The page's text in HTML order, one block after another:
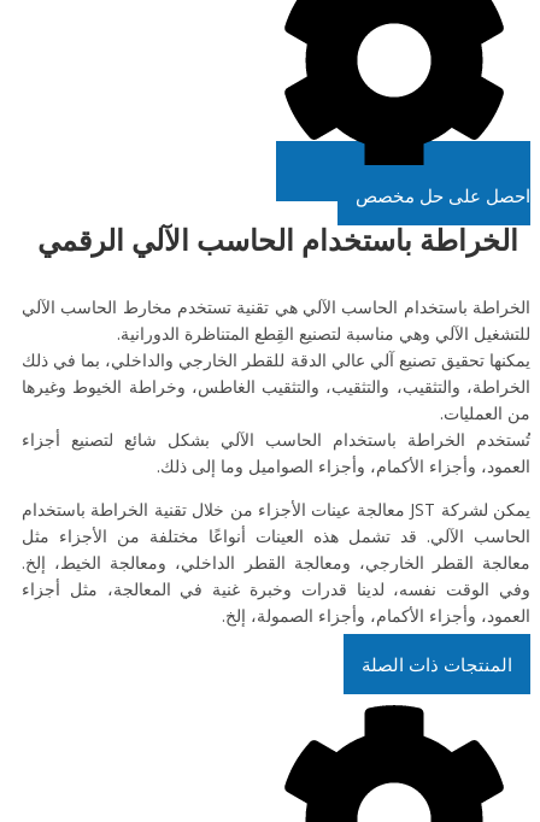
احصل على حل مخصص
الخراطة باستخدام الحاسب الآلي الرقمي
الخراطة باستخدام الحاسب الآلي هي تقنية تستخدم مخارط الحاسب الآلي
للتشغيل الآلي وهي مناسبة لتصنيع القِطع المتناظرة الدورانية.
يمكنها تحقيق تصنيع آلي عالي الدقة للقطر الخارجي والداخلي، بما في ذلك
الخراطة، والتثقيب، والتثقيب، والتثقيب الغاطس، وخراطة الخيوط وغيرها
من العمليات.
تُستخدم الخراطة باستخدام الحاسب الآلي بشكل شائع لتصنيع أجزاء
العمود، وأجزاء الأكمام، وأجزاء الصواميل وما إلى ذلك.
يمكن لشركة JST معالجة عينات الأجزاء من خلال تقنية الخراطة باستخدام
الحاسب الآلي. قد تشمل هذه العينات أنواعًا مختلفة من الأجزاء مثل
معالجة القطر الخارجي، ومعالجة القطر الداخلي، ومعالجة الخيط، إلخ.
وفي الوقت نفسه، لدينا قدرات وخبرة غنية في المعالجة، مثل أجزاء
العمود، وأجزاء الأكمام، وأجزاء الصمولة، إلخ.
المنتجات ذات الصلة